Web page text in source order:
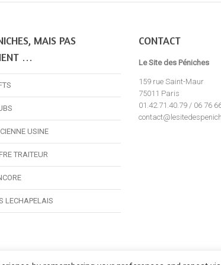
MAIS PAS
…
USINE
TRAITEUR
LECHAPELAIS
CONTACT
Le Site des Péniches
159 rue Saint-Maur
75011 Paris
01.42.71.40.79 / 06 76